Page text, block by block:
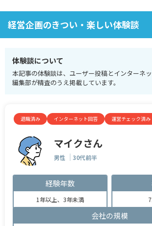
経営企画のきつい・楽しい体験談
体験談について
本記事の体験談は、ユーザー投稿とインターネッ
編集部が精査のうえ掲載しています。
退職済み インターネット回答 運営チェック済み
マイクさん
男性 30代前半
経験年数
1年以上、3年未満
会社の規模